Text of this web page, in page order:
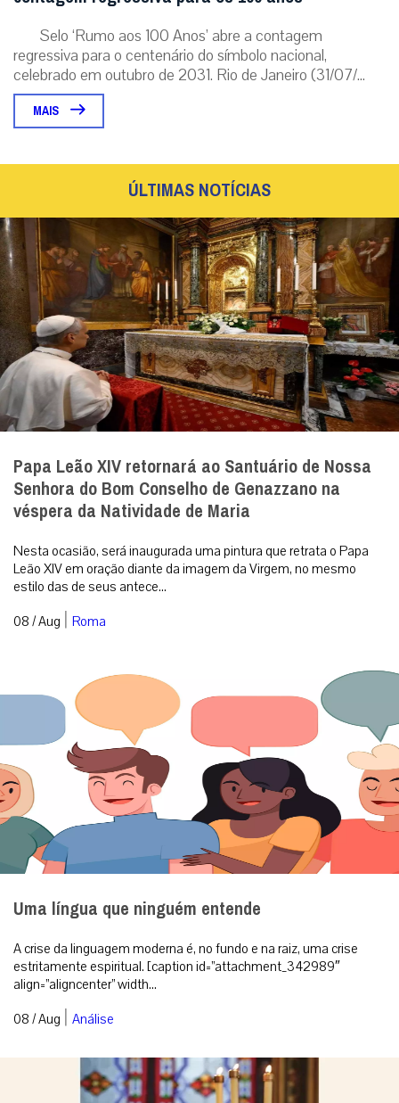
Selo ‘Rumo aos 100 Anos’ abre a contagem
regressiva para o centenário do símbolo nacional,
celebrado em outubro de 2031. Rio de Janeiro (31/07/...
MAIS
ÚLTIMAS NOTÍCIAS
Papa Leão XIV retornará ao Santuário de Nossa
Senhora do Bom Conselho de Genazzano na
véspera da Natividade de Maria
Nesta ocasião, será inaugurada uma pintura que retrata o Papa
Leão XIV em oração diante da imagem da Virgem, no mesmo
estilo das de seus antece...
08 / Aug | Roma
Uma língua que ninguém entende
A crise da linguagem moderna é, no fundo e na raiz, uma crise
estritamente espiritual. [caption id=”attachment_342989″
align=”aligncenter” width...
08 / Aug | Análise